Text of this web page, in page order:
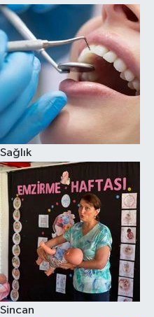
Sağlık
Sincan